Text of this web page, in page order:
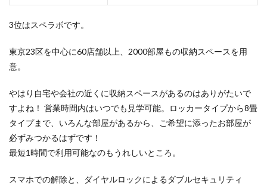
3位はスペラボです。
東京23区を中心に60店舗以上、2000部屋もの収納スペースを用
意。
やはり自宅や会社の近くに収納スペースがあるのはありがたいで
すよね！ 営業時間内はいつでも見学可能。ロッカータイプから8畳
タイプまで、いろんな部屋があるから、ご希望に添ったお部屋が
必ずみつかるはずです！
最短1時間で利用可能なのもうれしいところ。
スマホでの解除と、ダイヤルロックによるダブルセキュリティ